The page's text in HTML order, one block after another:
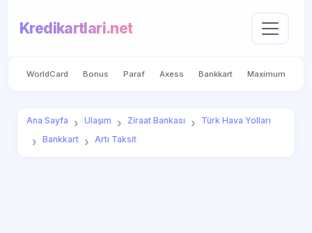
Kredikartlari.net
WorldCard Bonus Paraf Axess Bankkart Maximum
Ana Sayfa Ulaşım Ziraat Bankası
Türk Hava Yolları
Bankkart
Artı Taksit